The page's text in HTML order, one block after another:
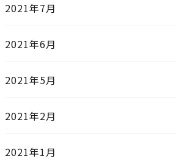
2021年7月
2021年6月
2021年5月
2021年2月
2021年1月